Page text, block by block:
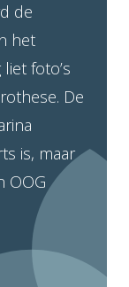
de
het
foto’s
De
is, maar
OOG